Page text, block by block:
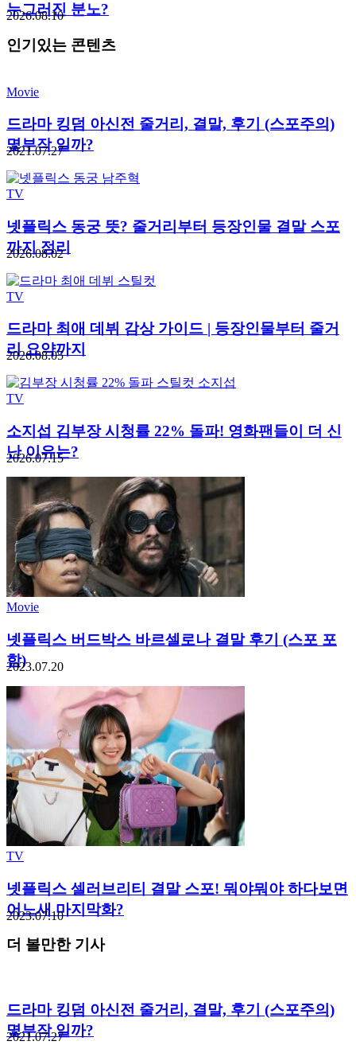
누그러진 분노?
2026.08.10
인기있는 콘텐츠
Movie
드라마 킹덤 아신전 줄거리, 결말, 후기 (스포주의)
몇부작 일까?
2021.07.27
TV
넷플릭스 동궁 뜻? 줄거리부터 등장인물 결말 스포
까지 정리
2026.08.02
TV
드라마 최애 데뷔 감상 가이드 | 등장인물부터 줄거
리 요약까지
2026.08.05
TV
소지섭 김부장 시청률 22% 돌파! 영화팬들이 더 신
난 이유는?
2026.07.15
Movie
넷플릭스 버드박스 바르셀로나 결말 후기 (스포 포
함)
2023.07.20
TV
넷플릭스 셀러브리티 결말 스포! 뭐야뭐야 하다보면
어느새 마지막화?
2023.07.10
더 볼만한 기사
드라마 킹덤 아신전 줄거리, 결말, 후기 (스포주의)
몇부작 일까?
2021.07.27